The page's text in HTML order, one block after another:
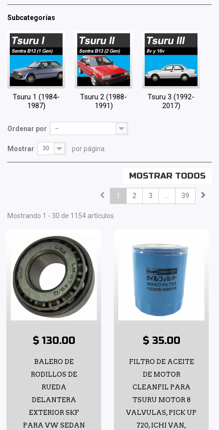
Subcategorías
Tsuru 1 (1984-
1987)
Tsuru 2 (1988-
1991)
Tsuru 3 (1992-
2017)
Ordenar por --
Mostrar 30 por página
MOSTRAR TODOS
1 2 3 ... 39
Mostrando 1 - 30 de 1154 artículos
$ 130.00
BALERO DE
RODILLOS DE
RUEDA
DELANTERA
EXTERIOR SKF
PARA VW SEDAN
$ 35.00
FILTRO DE ACEITE
DE MOTOR
CLEANFIL PARA
TSURU MOTOR 8
VALVULAS, PICK UP
720, ICHI VAN,